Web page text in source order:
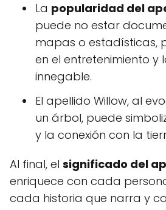
La popularidad del
puede no estar
mapas o estadísticas,
en el entretenimiento y
innegable.
El apellido Willow, al
un árbol, puede
y la conexión con la
Al final, el significado del
enriquece con cada
cada historia que narra y